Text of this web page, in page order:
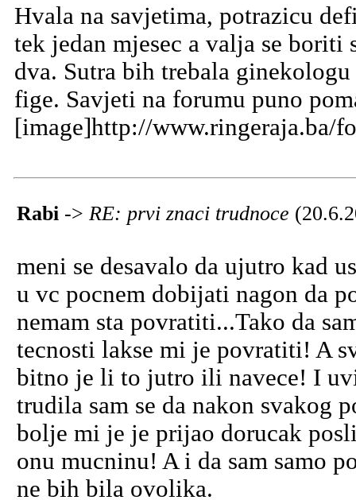
Hvala na savjetima, potrazicu
tek jedan mjesec a valja se boriti
dva. Sutra bih trebala
fige. Savjeti na forumu puno
[image]http://www.ringeraja.ba/
Rabi -> RE: prvi znaci trudnoce
meni se desavalo da ujutro kad
u vc pocnem dobijati nagon da
nemam sta povratiti...Tako da
tecnosti lakse mi je povratiti! A
bitno je li to jutro ili navece! I
trudila sam se da nakon svakog
bolje mi je je prijao dorucak
onu mucninu! A i da sam samo
ne bih bila ovolika.